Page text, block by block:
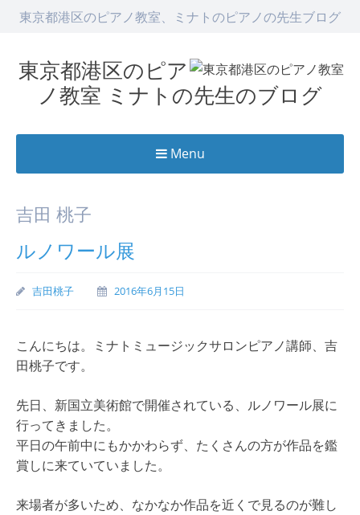
東京都港区のピアノ教室、ミナトのピアノの先生ブログ
東京都港区のピア
ノ教室 ミナトの先生のブログ
Menu
to
content
吉田 桃子
ルノワール展
吉田桃子 2016年6月15日
こんにちは。ミナトミュージックサロンピアノ講師、吉
田桃子です。
先日、新国立美術館で開催されている、ルノワール展に
行ってきました。
平日の午前中にもかかわらず、たくさんの方が作品を鑑
賞しに来ていていました。
来場者が多いため、なかなか作品を近くで見るのが難し